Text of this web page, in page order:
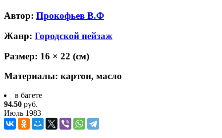
Автор: Прокофьев В.Ф
Жанр: Городской пейзаж
Размер: 16 × 22 (см)
Материалы: картон, масло
в багете
94.50 руб.
Июль 1983